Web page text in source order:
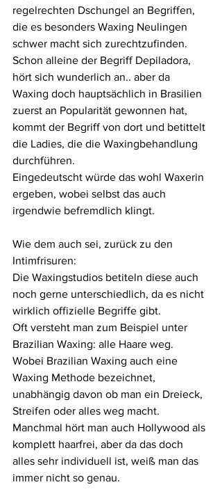
regelrechten Dschungel an Begriffen,
die es besonders Waxing Neulingen
schwer macht sich zurechtzufinden.
Schon alleine der Begriff Depiladora,
hört sich wunderlich an.. aber da
Waxing doch hauptsächlich in Brasilien
zuerst an Popularität gewonnen hat,
kommt der Begriff von dort und betittelt
die Ladies, die die Waxingbehandlung
durchführen.
Eingedeutscht würde das wohl Waxerin
ergeben, wobei selbst das auch
irgendwie befremdlich klingt.
Wie dem auch sei, zurück zu den
Intimfrisuren:
Die Waxingstudios betiteln diese auch
noch gerne unterschiedlich, da es nicht
wirklich offizielle Begriffe gibt.
Oft versteht man zum Beispiel unter
Brazilian Waxing: alle Haare weg.
Wobei Brazilian Waxing auch eine
Waxing Methode bezeichnet,
unabhängig davon ob man ein Dreieck,
Streifen oder alles weg macht.
Manchmal hört man auch Hollywood als
komplett haarfrei, aber da das doch
alles sehr individuell ist, weiß man das
immer nicht so genau.